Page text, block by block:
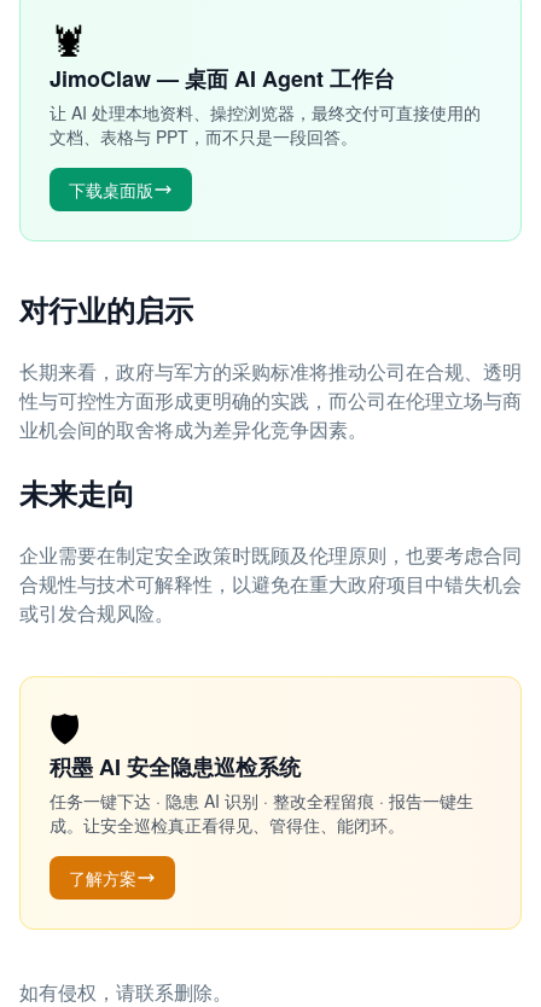
🦞
JimoClaw — 桌面 AI Agent 工作台
让 AI 处理本地资料、操控浏览器，最终交付可直接使用的
文档、表格与 PPT，而不只是一段回答。
下载桌面版
对行业的启示
长期来看，政府与军方的采购标准将推动公司在合规、透明
性与可控性方面形成更明确的实践，而公司在伦理立场与商
业机会间的取舍将成为差异化竞争因素。
未来走向
企业需要在制定安全政策时既顾及伦理原则，也要考虑合同
合规性与技术可解释性，以避免在重大政府项目中错失机会
或引发合规风险。
🛡️
积墨 AI 安全隐患巡检系统
任务一键下达 · 隐患 AI 识别 · 整改全程留痕 · 报告一键生
成。让安全巡检真正看得见、管得住、能闭环。
了解方案
如有侵权，请联系删除。